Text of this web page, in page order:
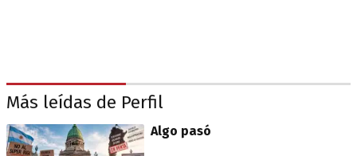
Más leídas de Perfil
Algo pasó